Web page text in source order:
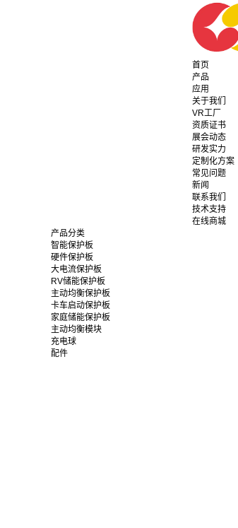
首页
产品
应用
关于我们
VR工厂
资质证书
展会动态
研发实力
定制化方案
常见问题
新闻
联系我们
技术支持
在线商城
产品分类
智能保护板
硬件保护板
大电流保护板
RV储能保护板
主动均衡保护板
卡车启动保护板
家庭储能保护板
主动均衡模块
充电球
配件